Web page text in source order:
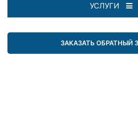
УСЛУГИ
ЗАКАЗАТЬ ОБРАТНЫЙ